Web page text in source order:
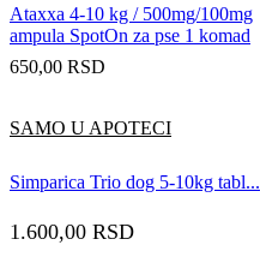
Ataxxa 4-10 kg / 500mg/100mg
ampula SpotOn za pse 1 komad
650,00 RSD
SAMO U APOTECI
Simparica Trio dog 5-10kg tabl...
1.600,00 RSD